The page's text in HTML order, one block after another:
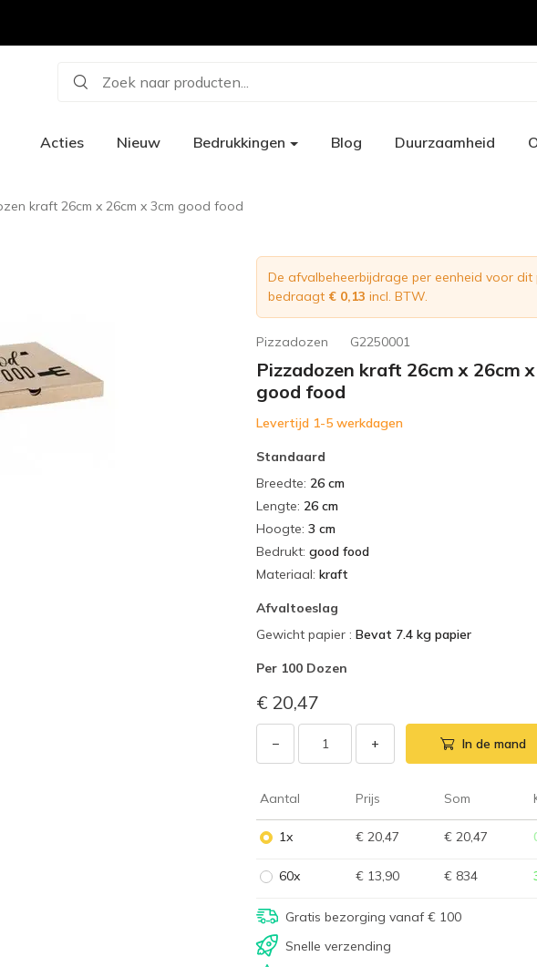
Zoek naar producten...
Acties Nieuw Bedrukkingen Blog Duurzaamheid
kraft 26cm x 26cm x 3cm good food
De afvalbeheerbijdrage per eenheid voor dit
bedraagt € 0,13 incl. BTW.
Pizzadozen G2250001
Pizzadozen kraft 26cm x 26cm
good food
Levertijd 1-5 werkdagen
Standaard
Breedte: 26 cm
Lengte: 26 cm
Hoogte: 3 cm
Bedrukt: good food
Materiaal: kraft
Afvaltoeslag
Gewicht papier : Bevat 7.4 kg papier
Per 100 Dozen
€ 20,47
− + In de mand
Aantal Prijs Som
1x € 20,47 € 20,47
60x € 13,90 € 834
Gratis bezorging vanaf € 100
Snelle verzending